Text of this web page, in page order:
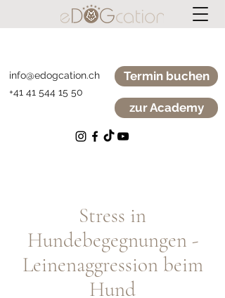
info@edogcation.ch
+41 41 544 15 50
Termin buchen
zur Academy
Stress in
Hundebegegnungen -
Leinenaggression beim
Hund